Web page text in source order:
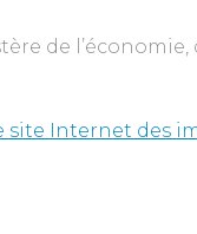
de
site Internet des